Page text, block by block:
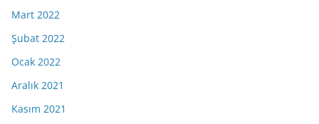
Mart 2022
Şubat 2022
Ocak 2022
Aralık 2021
Kasım 2021